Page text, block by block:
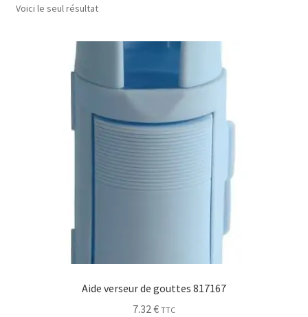
Voici le seul résultat
Aide verseur de gouttes 817167
7.32€ TTC